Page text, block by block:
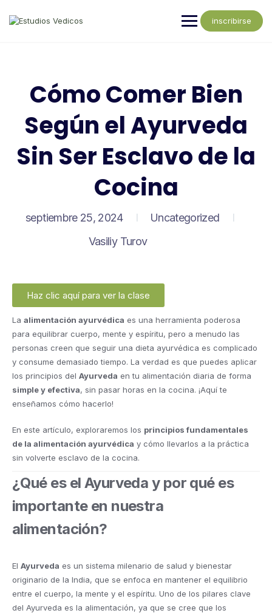
inscribirse
Cómo Comer Bien
Según el Ayurveda
Sin Ser Esclavo de la
Cocina
septiembre 25, 2024
Uncategorized
Vasiliy Turov
Haz clic aquí para ver la clase
La alimentación ayurvédica es una herramienta poderosa
para equilibrar cuerpo, mente y espíritu, pero a menudo las
personas creen que seguir una dieta ayurvédica es complicado
y consume demasiado tiempo. La verdad es que puedes aplicar
los principios del Ayurveda en tu alimentación diaria de forma
simple y efectiva, sin pasar horas en la cocina. ¡Aquí te
enseñamos cómo hacerlo!
En este artículo, exploraremos los principios fundamentales
de la alimentación ayurvédica y cómo llevarlos a la práctica
sin volverte esclavo de la cocina.
¿Qué es el Ayurveda y por qué es
importante en nuestra
alimentación?
El Ayurveda es un sistema milenario de salud y bienestar
originario de la India, que se enfoca en mantener el equilibrio
entre el cuerpo, la mente y el espíritu. Uno de los pilares clave
del Ayurveda es la alimentación, ya que se cree que los